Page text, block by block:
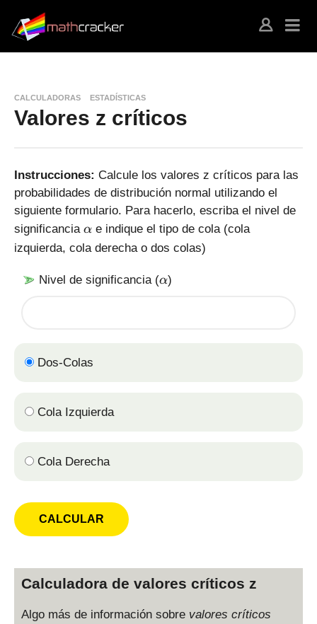
CALCULADORAS ESTADÍSTICAS
Valores z críticos
Instrucciones: Calcule los valores z críticos para las
probabilidades de distribución normal utilizando el
siguiente formulario. Para hacerlo, escriba el nivel de
significancia \
a
p
α e indique el tipo de cola (cola
izquierda, cola derecha o dos colas)
Nivel de significancia (\
α)
Dos-Colas
Cola Izquierda
Cola Derecha
Calculadora de valores críticos z
Algo más de información sobre valores críticos